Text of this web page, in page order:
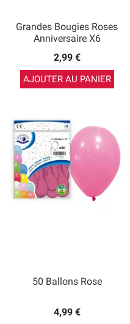
Grandes Bougies Roses
Anniversaire X6
2,99 €
AJOUTER AU PANIER
50 Ballons Rose
4,99 €